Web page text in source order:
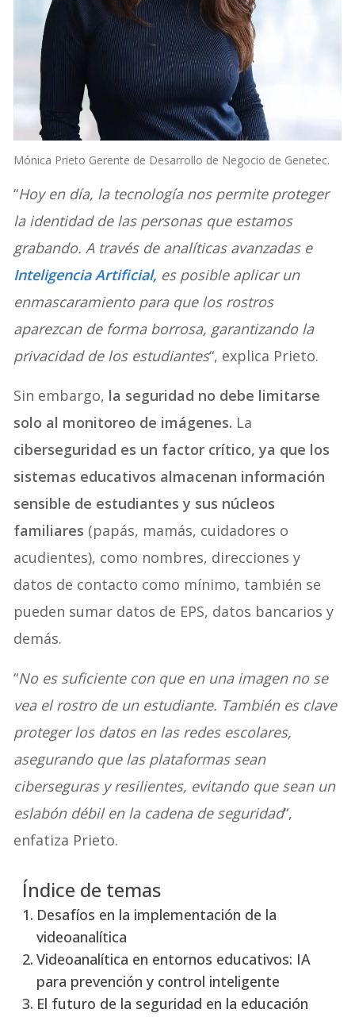
Mónica Prieto Gerente de Desarrollo de Negocio de Genetec.
“Hoy en día, la tecnología nos permite proteger
la identidad de las personas que estamos
grabando. A través de analíticas avanzadas e
Inteligencia Artificial, es posible aplicar un
enmascaramiento para que los rostros
aparezcan de forma borrosa, garantizando la
privacidad de los estudiantes“, explica Prieto.
Sin embargo, la seguridad no debe limitarse
solo al monitoreo de imágenes. La
ciberseguridad es un factor crítico, ya que los
sistemas educativos almacenan información
sensible de estudiantes y sus núcleos
familiares (papás, mamás, cuidadores o
acudientes), como nombres, direcciones y
datos de contacto como mínimo, también se
pueden sumar datos de EPS, datos bancarios y
demás.
“No es suficiente con que en una imagen no se
vea el rostro de un estudiante. También es clave
proteger los datos en las redes escolares,
asegurando que las plataformas sean
ciberseguras y resilientes, evitando que sean un
eslabón débil en la cadena de seguridad“,
enfatiza Prieto.
Índice de temas
Desafíos en la implementación de la
videoanalítica
Videoanalítica en entornos educativos: IA
para prevención y control inteligente
El futuro de la seguridad en la educación